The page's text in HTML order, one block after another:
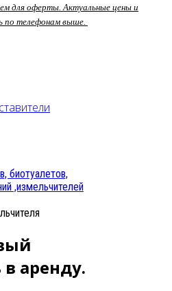
для оферты. Актуальные цены и
по телефонам выше.
биотуалетов,
,измельчителей
аренду.